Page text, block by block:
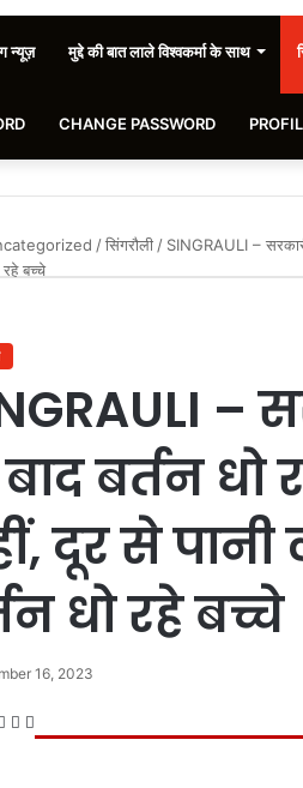
न्यूज़ मुद्दे की बात लाले विश्वकर्मा के साथ
CHANGE PASSWORD
/सिंगरौली / SINGRAULI –
रहे बच्चे
–
बर्तन धो
दूर से
धो रहे बच्चे
16, 2023
VKontakte
Odnoklassniki